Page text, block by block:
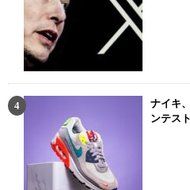
ナイキ
ンテスト